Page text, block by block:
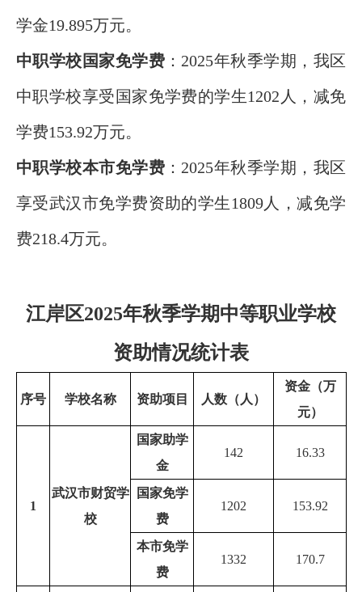
学金19.895万元。
中职学校国家免学费 ： 2025年秋季学期， 我区
中职学校享受国家免学费的学生1202 人， 减免
学费153.92万元。
中职学校本市免学费 ： 2025年秋季学期， 我区
享受武汉市免学费资助的学生1809人，减免学
费218.4万元。
江岸区2025年秋季学期中等职业学校
资助情况统计表
序号 学校名称 资助项目 人数（人）
资金（万
元）
1
武汉市财贸学
校
国家助学
金
142 16.33
国家免学
费
1202 153.92
本市免学
费
1332 170.7